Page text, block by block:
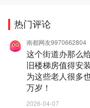
热门评论
南都网友9970662804
这个街道办那么
旧楼梯房值得安
为这些老人很多
万岁！
2026-04-07